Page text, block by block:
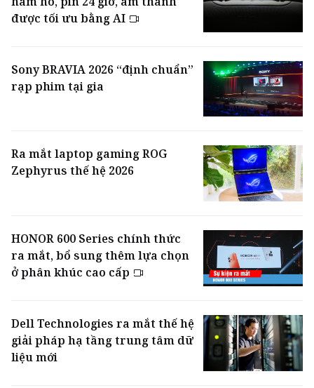
được tối ưu bằng AI
Sony BRAVIA 2026 “định chuẩn”
rạp phim tại gia
Ra mắt laptop gaming ROG
Zephyrus thế hệ 2026
HONOR 600 Series chính thức
ra mắt, bổ sung thêm lựa chọn
ở phân khúc cao cấp
Dell Technologies ra mắt thế hệ
giải pháp hạ tầng trung tâm dữ
liệu mới